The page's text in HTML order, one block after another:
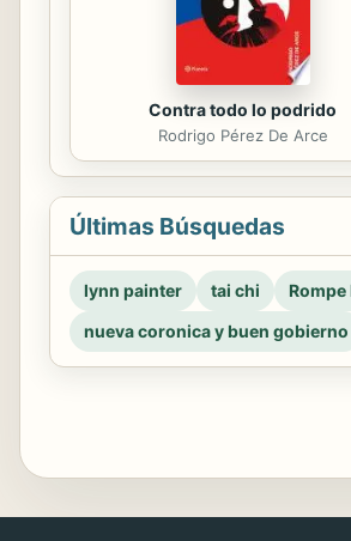
Contra todo lo podrido
Rodrigo Pérez De Arce
Últimas Búsquedas
lynn painter tai chi Rompe
nueva coronica y buen gobierno